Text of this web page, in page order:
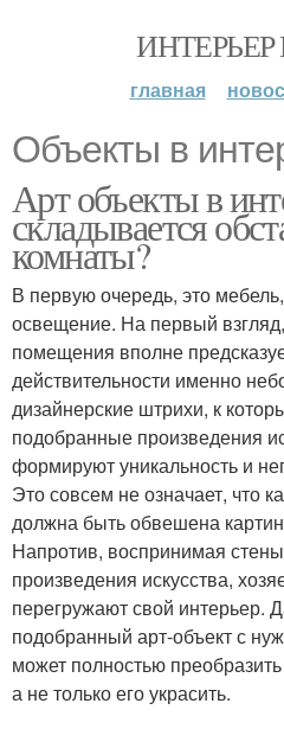
ИНТЕРЬЕР
главная
Объекты в
Арт объекты в
складывается
комнаты?
В первую очередь, это
освещение. На первый
помещения вполне
действительности именно
дизайнерские штрихи, к
подобранные произведения
формируют уникальность и
Это совсем не означает, что
должна быть обвешена
Напротив, воспринимая
произведения искусства,
перегружают свой интерьер.
подобранный арт-объект с
может полностью
а не только его украсить.